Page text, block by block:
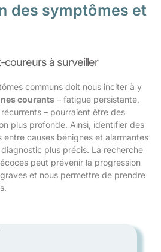
des symptômes et
coureurs à surveiller
communs doit nous inciter à y
courants – fatigue persistante,
– pourraient être des
plus profonde. Ainsi, identifier des
causes bénignes et alarmantes
plus précis. La recherche
peut prévenir la progression
et nous permettre de prendre